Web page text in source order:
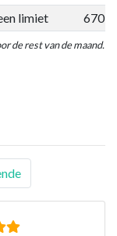
limiet 670
de rest van de maand.